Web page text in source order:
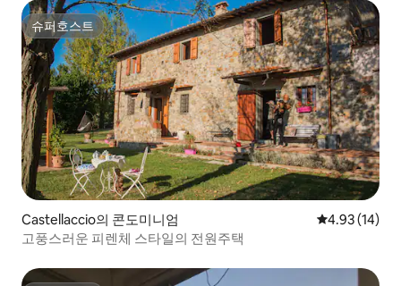
슈퍼호스트
슈퍼호스트
Castellaccio의 콘도미니엄 평점 4.93점
4.93 (14)
고풍스러운 피렌체 스타일의 전원주택